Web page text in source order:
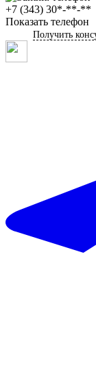
+7 (343) 30*-**-**
Показать телефон
Получить